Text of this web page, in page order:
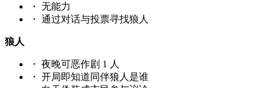
・ 无能力
・ 通过对话与投票寻找狼人
狼人
・ 夜晚可恶作剧 1 人
・ 开局即知道同伴狼人是谁